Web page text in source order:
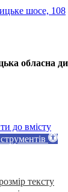
шосе, 108
обласна
до вмісту
тексту